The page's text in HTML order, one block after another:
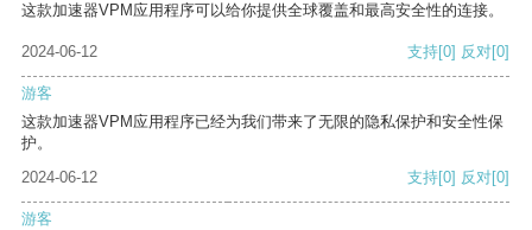
这款加速器VPM应用程序可以给你提供全球覆盖和最高安全性的连接。
2024-06-12 支持[0] 反对[0]
游客
这款加速器VPM应用程序已经为我们带来了无限的隐私保护和安全性保
护。
2024-06-12
支持[0] 反对[0]
游客